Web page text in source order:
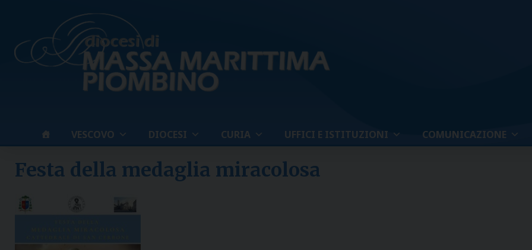
VESCOVO DIOCESI CURIA UFFICI E ISTITUZIONI COMUNICAZIONE
Festa della medaglia miracolosa